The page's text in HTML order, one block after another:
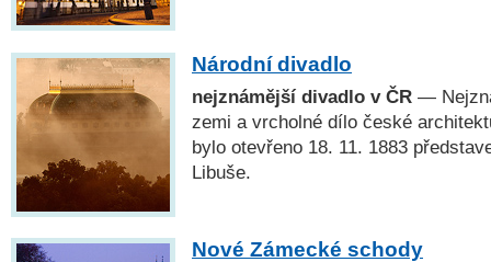
Národní divadlo
nejznámější divadlo v ČR —
zemi a vrcholné dílo české
bylo otevřeno 18. 11. 1883
Libuše.
Nové Zámecké schody